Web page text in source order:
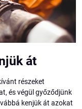
át
részeket
és végül győződjünk
kenjük át azokat